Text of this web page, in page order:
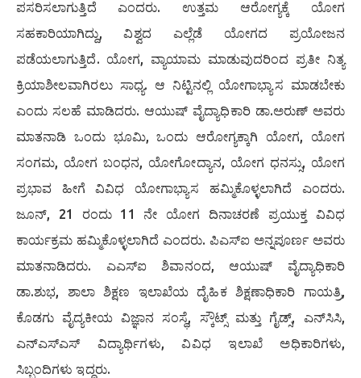
ಪಸರಿಸಲಾಗುತ್ತಿದೆ ಎಂದರು. ಉತ್ತಮ ಆರೋಗ್ಯಕ್ಕೆ ಯೋಗ
ಸಹಕಾರಿಯಾಗಿದ್ದು, ವಿಶ್ವದ ಎಲ್ಲೆಡೆ ಯೋಗದ ಪ್ರಯೋಜನ
ಪಡೆಯಲಾಗುತ್ತಿದೆ. ಯೋಗ, ವ್ಯಾಯಾಮ ಮಾಡುವುದರಿಂದ ಪ್ರತೀ ನಿತ್ಯ
ಕ್ರಿಯಾಶೀಲವಾಗಿರಲು ಸಾಧ್ಯ. ಆ ನಿಟ್ಟಿನಲ್ಲಿ ಯೋಗಾಭ್ಯಾಸ ಮಾಡಬೇಕು
ಎಂದು ಸಲಹೆ ಮಾಡಿದರು. ಆಯುಷ್ ವೈದ್ಯಾಧಿಕಾರಿ ಡಾ.ಅರುಣ್ ಅವರು
ಮಾತನಾಡಿ ಒಂದು ಭೂಮಿ, ಒಂದು ಆರೋಗ್ಯಕ್ಕಾಗಿ ಯೋಗ, ಯೋಗ
ಸಂಗಮ, ಯೋಗ ಬಂಧನ, ಯೋಗೋದ್ಯಾನ, ಯೋಗ ಧನಸ್ಸು, ಯೋಗ
ಪ್ರಭಾವ ಹೀಗೆ ವಿವಿಧ ಯೋಗಾಭ್ಯಾಸ ಹಮ್ಮಿಕೊಳ್ಳಲಾಗಿದೆ ಎಂದರು.
ಜೂನ್, 21 ರಂದು 11 ನೇ ಯೋಗ ದಿನಾಚರಣೆ ಪ್ರಯುಕ್ತ ವಿವಿಧ
ಕಾರ್ಯಕ್ರಮ ಹಮ್ಮಿಕೊಳ್ಳಲಾಗಿದೆ ಎಂದರು. ಪಿಎಸ್‍ಐ ಅನ್ನಪೂರ್ಣ ಅವರು
ಮಾತನಾಡಿದರು. ಎಎಸ್‍ಐ ಶಿವಾನಂದ, ಆಯುಷ್ ವೈದ್ಯಾಧಿಕಾರಿ
ಡಾ.ಶುಭ, ಶಾಲಾ ಶಿಕ್ಷಣ ಇಲಾಖೆಯ ದೈಹಿಕ ಶಿಕ್ಷಣಾಧಿಕಾರಿ ಗಾಯತ್ರಿ,
ಕೊಡಗು ವೈದ್ಯಕೀಯ ವಿಜ್ಞಾನ ಸಂಸ್ಥೆ, ಸ್ಕೌಟ್ಸ್ ಮತ್ತು ಗೈಡ್ಸ್, ಎನ್‍ಸಿಸಿ,
ಎನ್‍ಎಸ್‍ಎಸ್ ವಿದ್ಯಾರ್ಥಿಗಳು, ವಿವಿಧ ಇಲಾಖೆ ಅಧಿಕಾರಿಗಳು,
ಸಿಬ್ಬಂದಿಗಳು ಇದ್ದರು.